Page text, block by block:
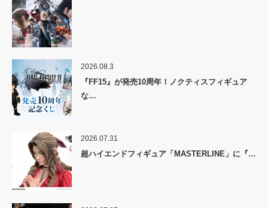
2026.08.3
『FF15』が発売10周年！ノクティスフィギュア
な…
2026.07.31
超ハイエンドフィギュア「MASTERLINE」に『…